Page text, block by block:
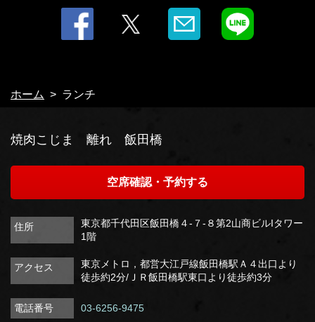
ホーム ランチ
焼肉こじま 離れ 飯田橋
空席確認・予約する
住所
東京都千代田区飯田橋４-７-８第2山商ビルIタワー
1階
アクセス
東京メトロ，都営大江戸線飯田橋駅Ａ４出口より
徒歩約2分/ＪＲ飯田橋駅東口より徒歩約3分
電話番号 03-6256-9475